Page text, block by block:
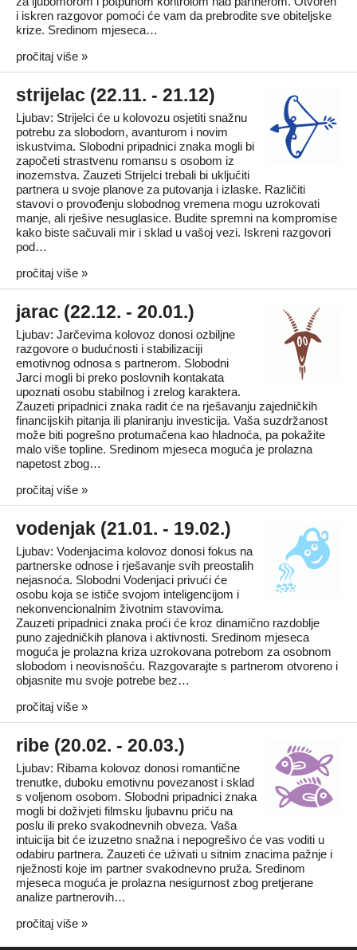
i iskren razgovor pomoći će vam da prebrodite sve obiteljske
krize. Sredinom mjeseca…
pročitaj više »
strijelac (22.11. - 21.12)
Ljubav: Strijelci će u kolovozu osjetiti snažnu
potrebu za slobodom, avanturom i novim
iskustvima. Slobodni pripadnici znaka mogli bi
započeti strastvenu romansu s osobom iz
inozemstva. Zauzeti Strijelci trebali bi uključiti
partnera u svoje planove za putovanja i izlaske. Različiti
stavovi o provođenju slobodnog vremena mogu uzrokovati
manje, ali rješive nesuglasice. Budite spremni na kompromise
kako biste sačuvali mir i sklad u vašoj vezi. Iskreni razgovori
pod…
pročitaj više »
jarac (22.12. - 20.01.)
Ljubav: Jarčevima kolovoz donosi ozbiljne
razgovore o budućnosti i stabilizaciji
emotivnog odnosa s partnerom. Slobodni
Jarci mogli bi preko poslovnih kontakata
upoznati osobu stabilnog i zrelog karaktera.
Zauzeti pripadnici znaka radit će na rješavanju zajedničkih
financijskih pitanja ili planiranju investicija. Vaša suzdržanost
može biti pogrešno protumačena kao hladnoća, pa pokažite
malo više topline. Sredinom mjeseca moguća je prolazna
napetost zbog…
pročitaj više »
vodenjak (21.01. - 19.02.)
Ljubav: Vodenjacima kolovoz donosi fokus na
partnerske odnose i rješavanje svih preostalih
nejasnoća. Slobodni Vodenjaci privući će
osobu koja se ističe svojom inteligencijom i
nekonvencionalnim životnim stavovima.
Zauzeti pripadnici znaka proći će kroz dinamično razdoblje
puno zajedničkih planova i aktivnosti. Sredinom mjeseca
moguća je prolazna kriza uzrokovana potrebom za osobnom
slobodom i neovisnošću. Razgovarajte s partnerom otvoreno i
objasnite mu svoje potrebe bez…
pročitaj više »
ribe (20.02. - 20.03.)
Ljubav: Ribama kolovoz donosi romantične
trenutke, duboku emotivnu povezanost i sklad
s voljenom osobom. Slobodni pripadnici znaka
mogli bi doživjeti filmsku ljubavnu priču na
poslu ili preko svakodnevnih obveza. Vaša
intuicija bit će izuzetno snažna i nepogrešivo će vas voditi u
odabiru partnera. Zauzeti će uživati u sitnim znacima pažnje i
nježnosti koje im partner svakodnevno pruža. Sredinom
mjeseca moguća je prolazna nesigurnost zbog pretjerane
analize partnerovih…
pročitaj više »